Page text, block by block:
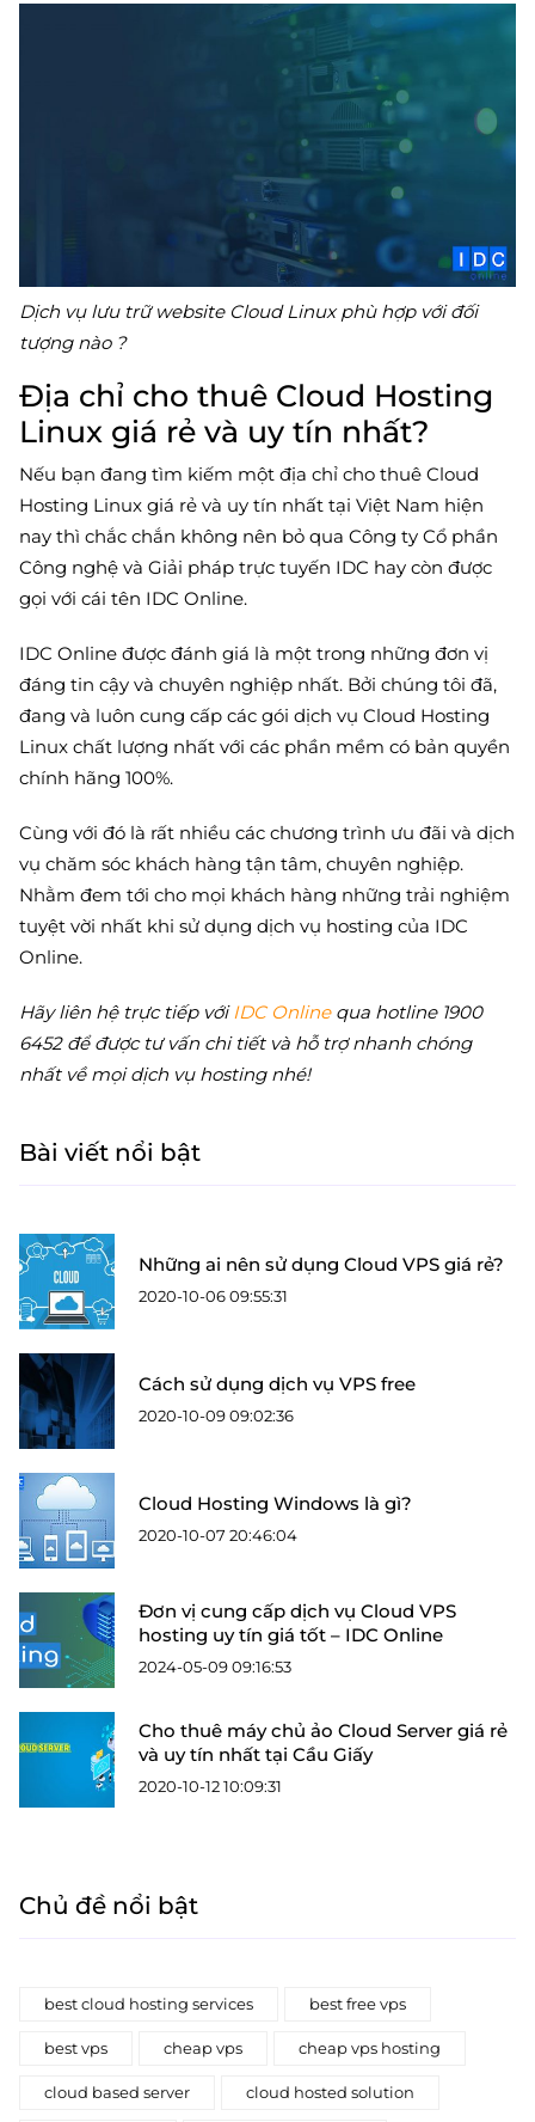
Dịch vụ lưu trữ website Cloud Linux phù hợp với đối
tượng nào ?
Địa chỉ cho thuê Cloud Hosting
Linux giá rẻ và uy tín nhất?
Nếu bạn đang tìm kiếm một địa chỉ cho thuê Cloud
Hosting Linux giá rẻ và uy tín nhất tại Việt Nam hiện
nay thì chắc chắn không nên bỏ qua Công ty Cổ phần
Công nghệ và Giải pháp trực tuyến IDC hay còn được
gọi với cái tên IDC Online.
IDC Online được đánh giá là một trong những đơn vị
đáng tin cậy và chuyên nghiệp nhất. Bởi chúng tôi đã,
đang và luôn cung cấp các gói dịch vụ Cloud Hosting
Linux chất lượng nhất với các phần mềm có bản quyền
chính hãng 100%.
Cùng với đó là rất nhiều các chương trình ưu đãi và dịch
vụ chăm sóc khách hàng tận tâm, chuyên nghiệp.
Nhằm đem tới cho mọi khách hàng những trải nghiệm
tuyệt vời nhất khi sử dụng dịch vụ hosting của IDC
Online.
Hãy liên hệ trực tiếp với IDC Onlinequa hotline 1900
6452 để được tư vấn chi tiết và hỗ trợ nhanh chóng
nhất về mọi dịch vụ hosting nhé!
Bài viết nổi bật
Những ai nên sử dụng Cloud VPS giá rẻ?
2020-10-06 09:55:31
Cách sử dụng dịch vụ VPS free
2020-10-09 09:02:36
Cloud Hosting Windows là gì?
2020-10-07 20:46:04
Đơn vị cung cấp dịch vụ Cloud VPS
hosting uy tín giá tốt – IDC Online
2024-05-09 09:16:53
Cho thuê máy chủ ảo Cloud Server giá rẻ
và uy tín nhất tại Cầu Giấy
2020-10-12 10:09:31
Chủ đề nổi bật
best cloud hosting services best free vps
best vps cheap vps cheap vps hosting
cloud based server cloud hosted solution